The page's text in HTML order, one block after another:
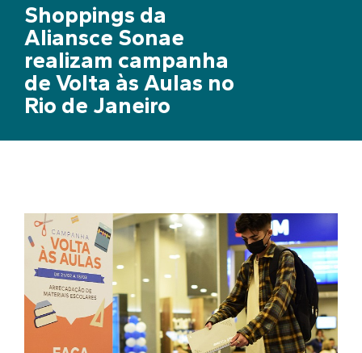
Shoppings da
Aliansce Sonae
realizam campanha
de Volta às Aulas no
Rio de Janeiro